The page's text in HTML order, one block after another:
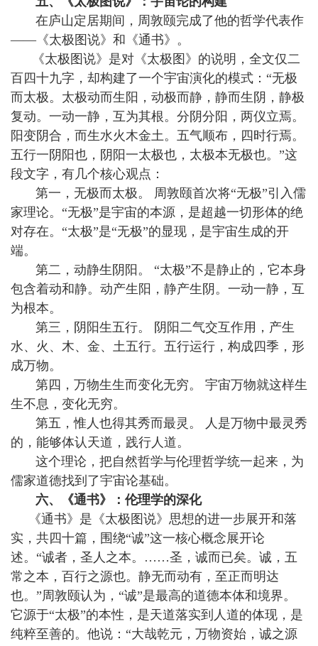
在庐山定居期间，周敦颐完成了他的哲学代表作
——《太极图说》和《通书》。
《太极图说》是对《太极图》的说明，全文仅二
百四十九字，却构建了一个宇宙演化的模式：“无极
而太极。太极动而生阳，动极而静，静而生阴，静极
复动。一动一静，互为其根。分阴分阳，两仪立焉。
阳变阴合，而生水火木金土。五气顺布，四时行焉。
五行一阴阳也，阴阳一太极也，太极本无极也。”这
段文字，有几个核心观点：
第一，无极而太极。 周敦颐首次将“无极”引入儒
家理论。“无极”是宇宙的本源，是超越一切形体的绝
对存在。“太极”是“无极”的显现，是宇宙生成的开
端。
第二，动静生阴阳。 “太极”不是静止的，它本身
包含着动和静。动产生阳，静产生阴。一动一静，互
为根本。
第三，阴阳生五行。 阴阳二气交互作用，产生
水、火、木、金、土五行。五行运行，构成四季，形
成万物。
第四，万物生生而变化无穷。 宇宙万物就这样生
生不息，变化无穷。
第五，惟人也得其秀而最灵。 人是万物中最灵秀
的，能够体认天道，践行人道。
这个理论，把自然哲学与伦理哲学统一起来，为
儒家道德找到了宇宙论基础。
六、《通书》：伦理学的深化
《通书》是《太极图说》思想的进一步展开和落
实，共四十篇，围绕“诚”这一核心概念展开论
述。“诚者，圣人之本。……圣，诚而已矣。诚，五
常之本，百行之源也。静无而动有，至正而明达
也。”周敦颐认为，“诚”是最高的道德本体和境界。
它源于“太极”的本性，是天道落实到人道的体现，是
纯粹至善的。他说：“大哉乾元，万物资始，诚之源